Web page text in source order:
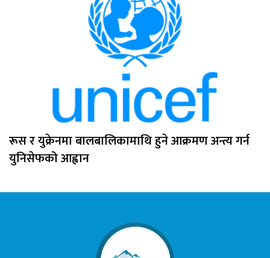
रूस र युक्रेनमा बालबालिकामाथि हुने आक्रमण अन्त्य गर्न
युनिसेफको आह्वान